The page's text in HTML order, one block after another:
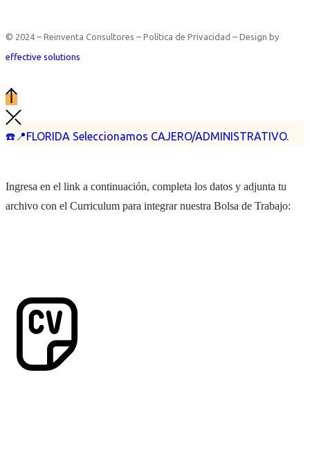
☎️📍FLORIDA Seleccionamos CAJERO/ADMINISTRATIVO.
© 2024 – Reinventa Consultores – Política de Privacidad – Design by
effective solutions
Ingresa en el link a continuación, completa los datos y adjunta tu
archivo con el Curriculum para integrar nuestra Bolsa de Trabajo: